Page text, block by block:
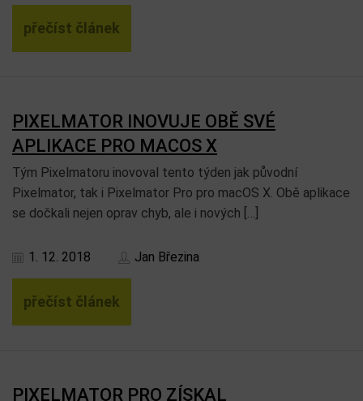
přečíst článek
PIXELMATOR INOVUJE OBĚ SVÉ
APLIKACE PRO MACOS X
Tým Pixelmatoru inovoval tento týden jak původní
Pixelmator, tak i Pixelmator Pro pro macOS X. Obě aplikace
se dočkali nejen oprav chyb, ale i nových […]
1. 12. 2018 Jan Březina
přečíst článek
PIXELMATOR PRO ZÍSKAL